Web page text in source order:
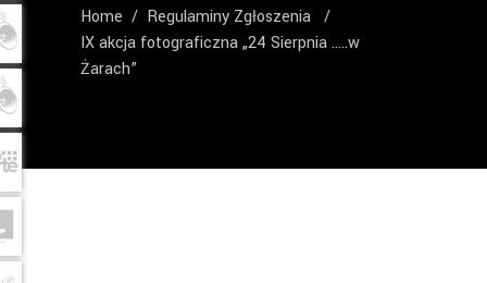
Home / Regulaminy Zgłoszenia /
IX akcja fotograficzna „24 Sierpnia …..w
Żarach”